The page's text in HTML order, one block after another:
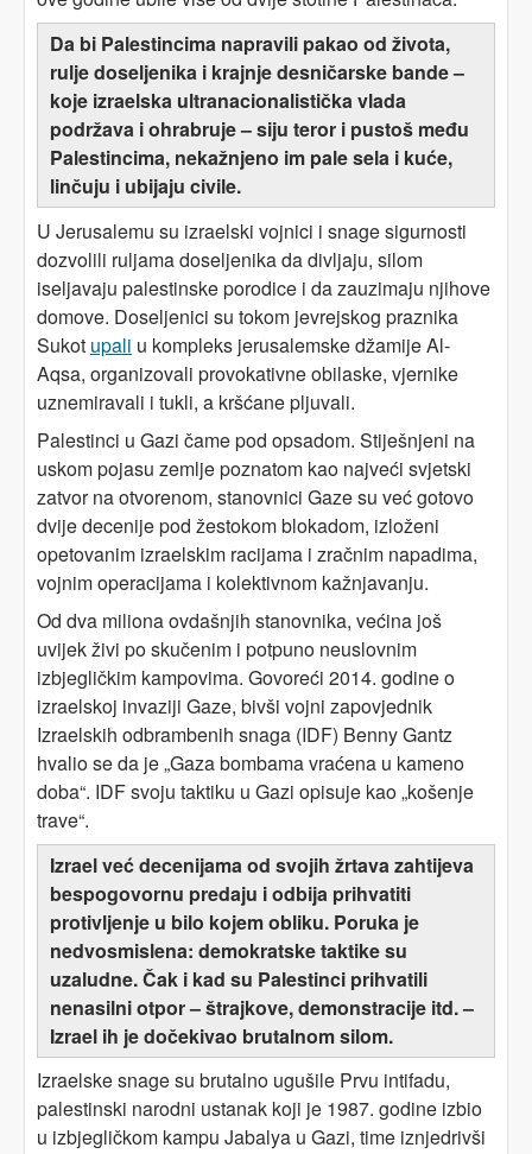
Da bi Palestincima napravili pakao od života,
rulje doseljenika i krajnje desničarske bande –
koje izraelska ultranacionalistička vlada
podržava i ohrabruje – siju teror i pustoš među
Palestincima, nekažnjeno im pale sela i kuće,
linčuju i ubijaju civile.
U Jerusalemu su izraelski vojnici i snage sigurnosti
dozvolili ruljama doseljenika da divljaju, silom
iseljavaju palestinske porodice i da zauzimaju njihove
domove. Doseljenici su tokom jevrejskog praznika
Sukot upali u kompleks jerusalemske džamije Al-
Aqsa, organizovali provokativne obilaske, vjernike
uznemiravali i tukli, a kršćane pljuvali.
Palestinci u Gazi čame pod opsadom. Stiješnjeni na
uskom pojasu zemlje poznatom kao najveći svjetski
zatvor na otvorenom, stanovnici Gaze su već gotovo
dvije decenije pod žestokom blokadom, izloženi
opetovanim izraelskim racijama i zračnim napadima,
vojnim operacijama i kolektivnom kažnjavanju.
Od dva miliona ovdašnjih stanovnika, većina još
uvijek živi po skučenim i potpuno neuslovnim
izbjegličkim kampovima. Govoreći 2014. godine o
izraelskoj invaziji Gaze, bivši vojni zapovjednik
Izraelskih odbrambenih snaga (IDF) Benny Gantz
hvalio se da je „Gaza bombama vraćena u kameno
doba“. IDF svoju taktiku u Gazi opisuje kao „košenje
trave“.
Izrael već decenijama od svojih žrtava zahtijeva
bespogovornu predaju i odbija prihvatiti
protivljenje u bilo kojem obliku. Poruka je
nedvosmislena: demokratske taktike su
uzaludne. Čak i kad su Palestinci prihvatili
nenasilni otpor – štrajkove, demonstracije itd. –
Izrael ih je dočekivao brutalnom silom.
Izraelske snage su brutalno ugušile Prvu intifadu,
palestinski narodni ustanak koji je 1987. godine izbio
u izbjegličkom kampu Jabalya u Gazi, time iznjedrivši